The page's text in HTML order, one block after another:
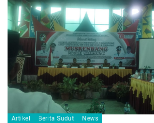
Artikel Berita Sudut News